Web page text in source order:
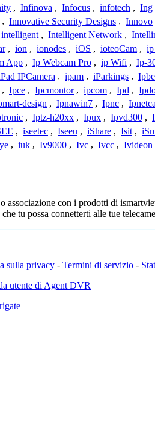
, Infinova , Infocus , infotech , Ing
, Innovative Security Designs , Innovo
intelligent , Intelligent Network ,
, ion , ionodes , iOS , ioteoCam ,
App , Ip Webcam Pro , ip Wifi , Ip-
IPCamera , ipam , iParkings ,
, Ipce , Ipcmontor , ipcom , Ipd ,
design , Ipnawin7 , Ipnc ,
, Iptz-h20xx , Ipux , Ipvd300 ,
, iseetec , Iseeu , iShare , Isit ,
, iuk , Iv9000 , Ivc , Ivcc , Ivideon
associazione con i prodotti di
tu possa connetterti alle tue
sulla privacy - Termini di servizio -
utente di Agent DVR